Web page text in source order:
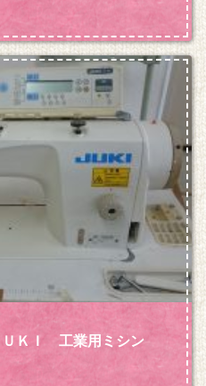
ＵＫＩ 工業用ミシン